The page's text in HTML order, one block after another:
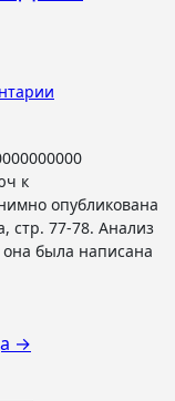
к
опубликована
стр. 77-78. Анализ
была написана
→